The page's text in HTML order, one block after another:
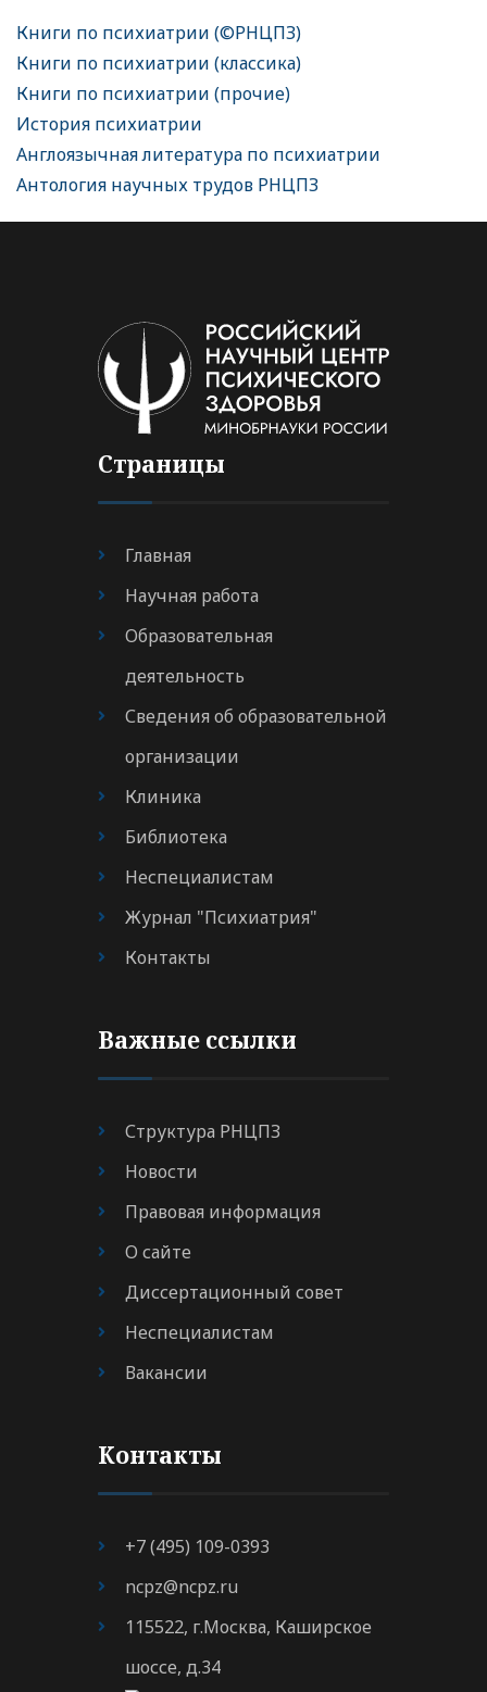
Книги по психиатрии (©РНЦПЗ)
Книги по психиатрии (классика)
Книги по психиатрии (прочие)
История психиатрии
Англоязычная литература по психиатрии
Антология научных трудов РНЦПЗ
Страницы
Главная
Научная работа
Образовательная
деятельность
Сведения об образовательной
организации
Клиника
Библиотека
Неспециалистам
Журнал "Психиатрия"
Контакты
Важные ссылки
Структура РНЦПЗ
Новости
Правовая информация
О сайте
Диссертационный совет
Неспециалистам
Вакансии
Контакты
+7 (495) 109-0393
ncpz@ncpz.ru
115522, г.Москва, Каширское
шоссе, д.34